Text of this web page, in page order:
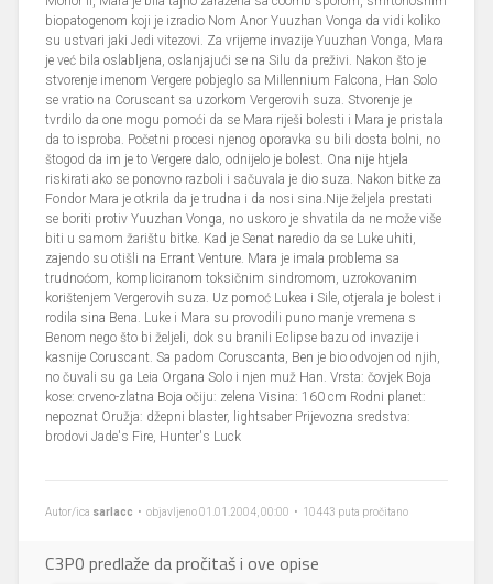
biopatogenom koji je izradio Nom Anor Yuuzhan Vonga da vidi koliko
su ustvari jaki Jedi vitezovi. Za vrijeme invazije Yuuzhan Vonga, Mara
je već bila oslabljena, oslanjajući se na Silu da preživi. Nakon što je
stvorenje imenom Vergere pobjeglo sa Millennium Falcona, Han Solo
se vratio na Coruscant sa uzorkom Vergerovih suza. Stvorenje je
tvrdilo da one mogu pomoći da se Mara riješi bolesti i Mara je pristala
da to isproba. Početni procesi njenog oporavka su bili dosta bolni, no
štogod da im je to Vergere dalo, odnijelo je bolest. Ona nije htjela
riskirati ako se ponovno razboli i sačuvala je dio suza. Nakon bitke za
Fondor Mara je otkrila da je trudna i da nosi sina.Nije željela prestati
se boriti protiv Yuuzhan Vonga, no uskoro je shvatila da ne može više
biti u samom žarištu bitke. Kad je Senat naredio da se Luke uhiti,
zajendo su otišli na Errant Venture. Mara je imala problema sa
trudnoćom, kompliciranom toksičnim sindromom, uzrokovanim
korištenjem Vergerovih suza. Uz pomoć Lukea i Sile, otjerala je bolest i
rodila sina Bena. Luke i Mara su provodili puno manje vremena s
Benom nego što bi željeli, dok su branili Eclipse bazu od invazije i
kasnije Coruscant. Sa padom Coruscanta, Ben je bio odvojen od njih,
no čuvali su ga Leia Organa Solo i njen muž Han. Vrsta: čovjek Boja
kose: crveno-zlatna Boja očiju: zelena Visina: 160 cm Rodni planet:
nepoznat Oružja: džepni blaster, lightsaber Prijevozna sredstva:
brodovi Jade's Fire, Hunter's Luck
Autor/ica sarlacc • objavljeno 01.01.2004, 00:00 • 10443 puta pročitano
C3P0 predlaže da pročitaš i ove opise